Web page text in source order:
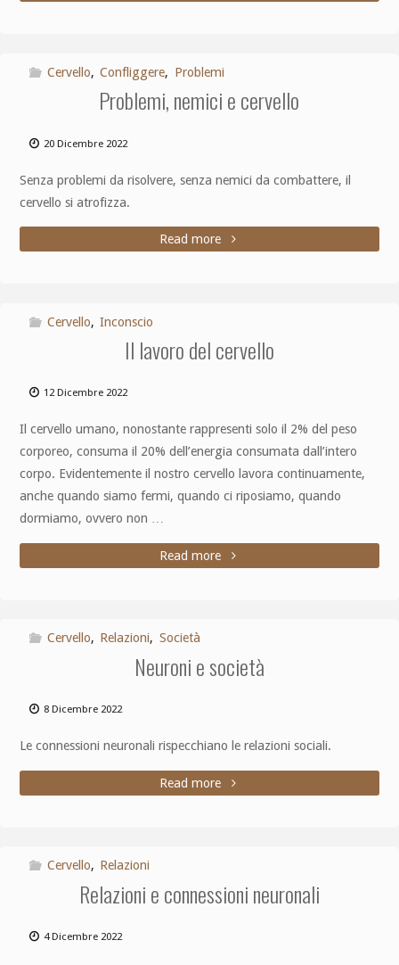
Cervello, Confliggere, Problemi
Problemi, nemici e cervello
20 Dicembre 2022
Senza problemi da risolvere, senza nemici da combattere, il
cervello si atrofizza.
Read more
Cervello, Inconscio
Il lavoro del cervello
12 Dicembre 2022
Il cervello umano, nonostante rappresenti solo il 2% del peso
corporeo, consuma il 20% dell’energia consumata dall’intero
corpo. Evidentemente il nostro cervello lavora continuamente,
anche quando siamo fermi, quando ci riposiamo, quando
dormiamo, ovvero non …
Read more
Cervello, Relazioni, Società
Neuroni e società
8 Dicembre 2022
Le connessioni neuronali rispecchiano le relazioni sociali.
Read more
Cervello, Relazioni
Relazioni e connessioni neuronali
4 Dicembre 2022